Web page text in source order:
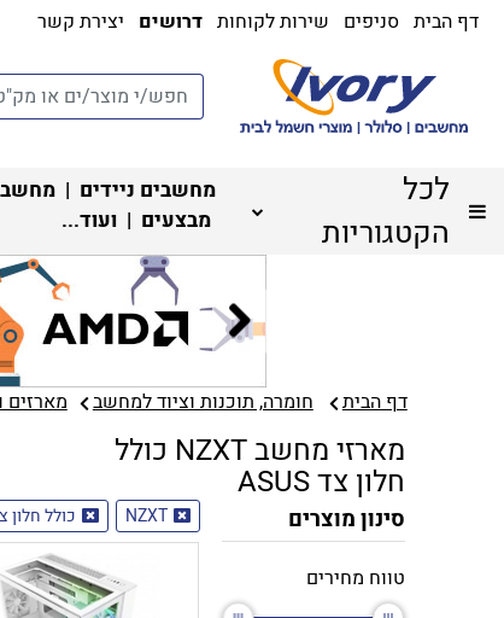
דף הבית סניפים שירות לקוחות דרושים יצירת קשר
לכל
הקטגוריות
מחשבים ניידים |
מבצעים | ועוד...
דף הבית חומרה, תוכנות וציוד למחשב מארזים
מארזי מחשב NZXT כולל
חלון צד ASUS
סינון מוצרים
טווח מחירים
NZXT כולל חלון